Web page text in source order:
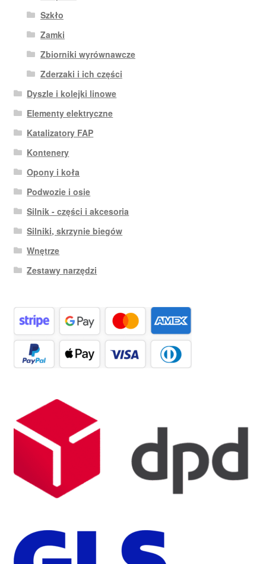
Szkło
Zamki
Zbiorniki wyrównawcze
Zderzaki i ich części
Dyszle i kolejki linowe
Elementy elektryczne
Katalizatory FAP
Kontenery
Opony i koła
Podwozie i osie
Silnik - części i akcesoria
Silniki, skrzynie biegów
Wnętrze
Zestawy narzędzi